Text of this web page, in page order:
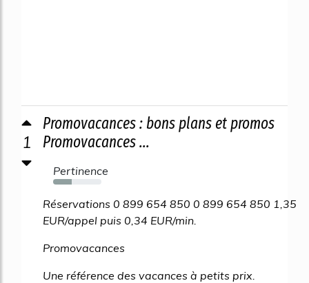
1
Promovacances : bons plans et promos
Promovacances ...
Pertinence
38%
Réservations 0 899 654 850 0 899 654 850 1,35
EUR/appel puis 0,34 EUR/min.
Promovacances
Une référence des vacances à petits prix.